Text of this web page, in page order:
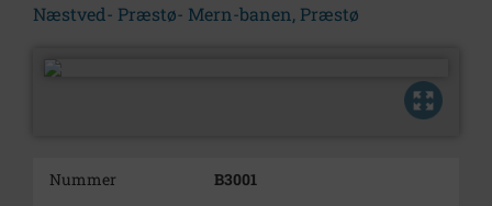
Næstved- Præstø- Mern-banen, Præstø
Nummer
B3001